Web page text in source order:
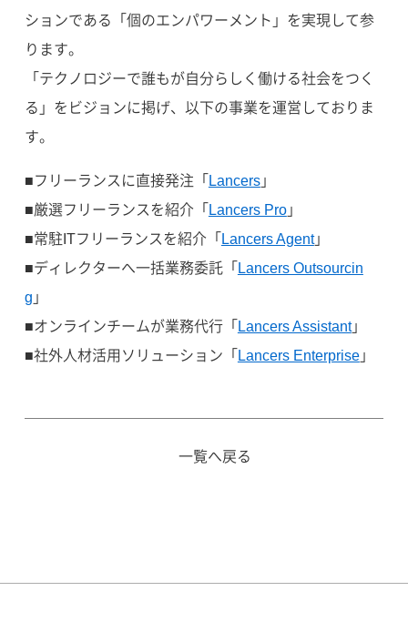
ションである「個のエンパワーメント」を実現して参
ります。
「テクノロジーで誰もが自分らしく働ける社会をつく
る」をビジョンに掲げ、以下の事業を運営しておりま
す。
■フリーランスに直接発注「 Lancers」
■厳選フリーランスを紹介「 Lancers Pro」
■常駐ITフリーランスを紹介「 Lancers Agent」
■ディレクターへ一括業務委託「 Lancers Outsourcin
g 」
■オンラインチームが業務代行「 Lancers Assistant」
■社外人材活用ソリューション「 Lancers Enterprise」
一覧へ戻る